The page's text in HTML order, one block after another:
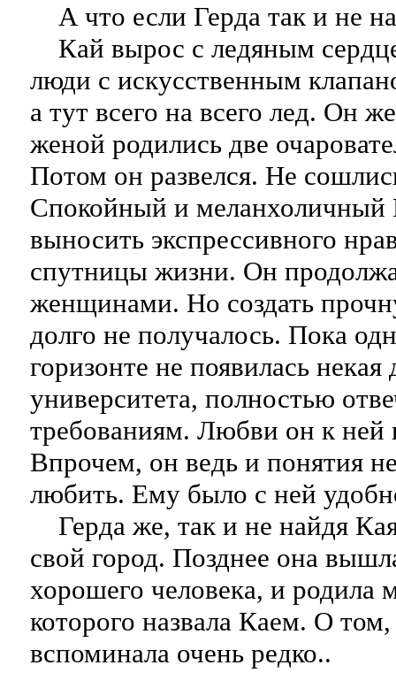
А что если Герда так и не
Кай вырос с ледяным
люди с искусственным
а тут всего на всего лед. Он
женой родились две
Потом он развелся. Не
Спокойный и меланхоличный
выносить экспрессивного
спутницы жизни. Он
женщинами. Но создать
долго не получалось. Пока
горизонте не появилась некая
университета, полностью
требованиям. Любви он к ней
Впрочем, он ведь и понятия
любить. Ему было с ней
Герда же, так и не найдя
свой город. Позднее она
хорошего человека, и родила
которого назвала Каем. О
вспоминала очень редко..